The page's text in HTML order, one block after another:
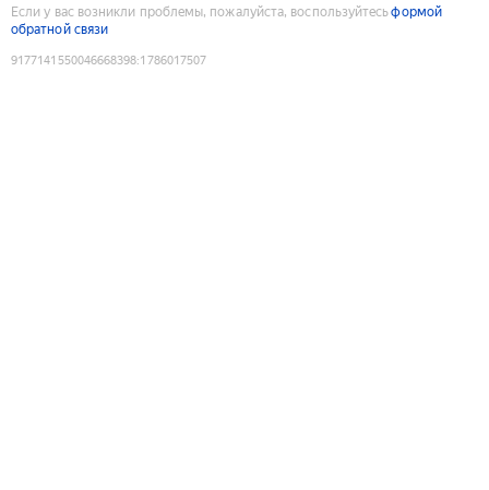
Если у вас возникли проблемы, пожалуйста, воспользуйтесьформой
обратной связи
9177141550046668398:1786017507